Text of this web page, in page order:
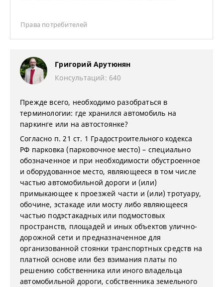
Права потребителей
Григорий Арутюнян
Консультаций: 640
Прежде всего, необходимо разобраться в
терминологии: где хранился автомобиль на
паркинге или на автостоянке?
Согласно п. 21 ст. 1 Градостроительного кодекса
РФ парковка (парковочное место) – специально
обозначенное и при необходимости обустроенное
и оборудованное место, являющееся в том числе
частью автомобильной дороги и (или)
примыкающее к проезжей части и (или) тротуару,
обочине, эстакаде или мосту либо являющееся
частью подэстакадных или подмостовых
пространств, площадей и иных объектов улично-
дорожной сети и предназначенное для
организованной стоянки транспортных средств на
платной основе или без взимания платы по
решению собственника или иного владельца
автомобильной дороги, собственника земельного